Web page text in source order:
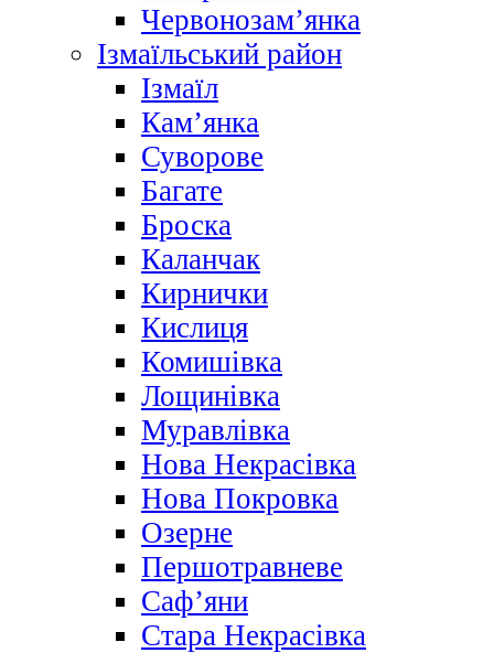
Червонозам’янка
Ізмаїльський район
Ізмаїл
Кам’янка
Суворове
Багате
Броска
Каланчак
Кирнички
Кислиця
Комишівка
Лощинівка
Муравлівка
Нова Некрасівка
Нова Покровка
Озерне
Першотравневе
Саф’яни
Стара Некрасівка